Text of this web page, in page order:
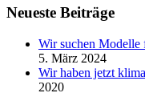
Neueste Beiträge
Wir suchen
5. März 2024
Wir haben jetzt
2020